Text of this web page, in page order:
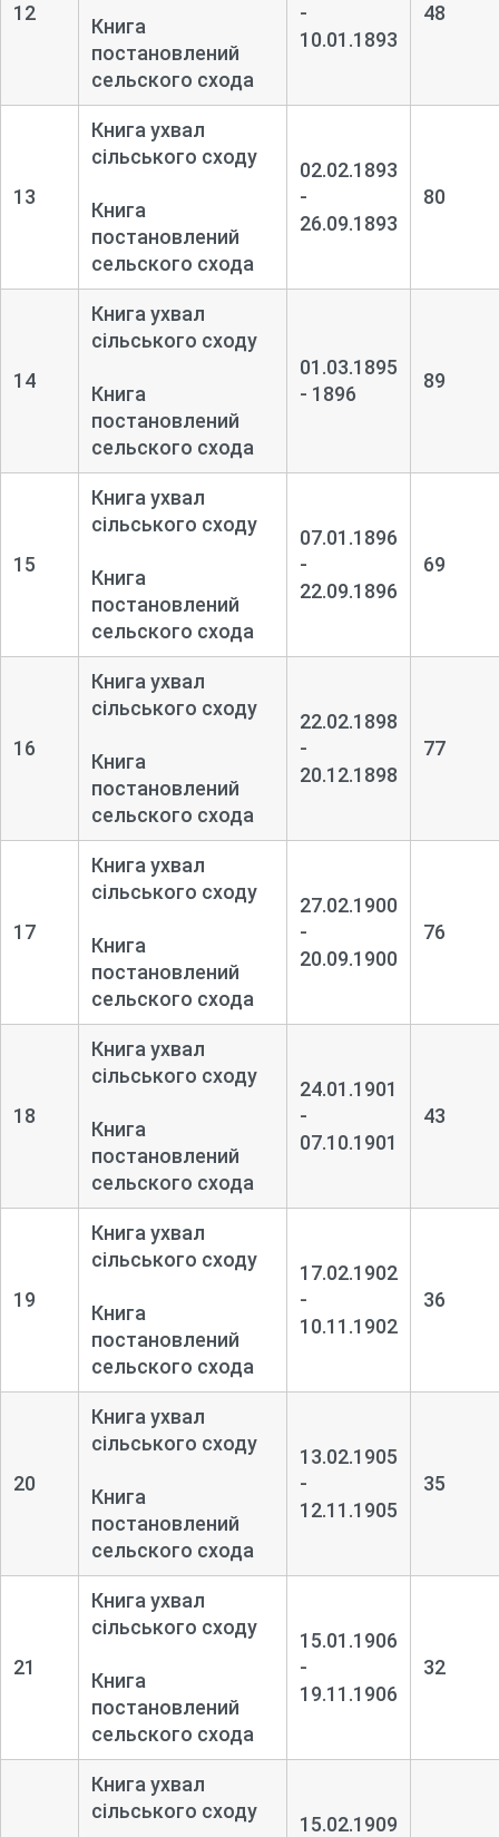
12
Книга
постановлений
сельского схода
-
10.01.1893
48
13
Книга ухвал
сільського сходу
Книга
постановлений
сельского схода
02.02.1893
-
26.09.1893
80
14
Книга ухвал
сільського сходу
Книга
постановлений
сельского схода
01.03.1895
- 1896
89
15
Книга ухвал
сільського сходу
Книга
постановлений
сельского схода
07.01.1896
-
22.09.1896
69
16
Книга ухвал
сільського сходу
Книга
постановлений
сельского схода
22.02.1898
-
20.12.1898
77
17
Книга ухвал
сільського сходу
Книга
постановлений
сельского схода
27.02.1900
-
20.09.1900
76
18
Книга ухвал
сільського сходу
Книга
постановлений
сельского схода
24.01.1901
-
07.10.1901
43
19
Книга ухвал
сільського сходу
Книга
постановлений
сельского схода
17.02.1902
-
10.11.1902
36
20
Книга ухвал
сільського сходу
Книга
постановлений
сельского схода
13.02.1905
-
12.11.1905
35
21
Книга ухвал
сільського сходу
Книга
постановлений
сельского схода
15.01.1906
-
19.11.1906
32
Книга ухвал
сільського сходу
15.02.1909